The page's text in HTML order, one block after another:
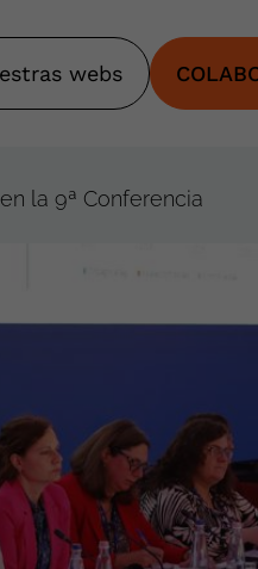
webs
la 9ª Conferencia